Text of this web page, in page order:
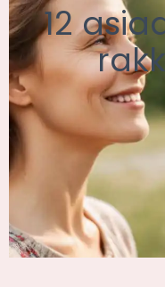
12